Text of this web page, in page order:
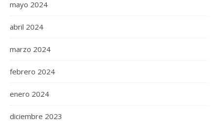
mayo 2024
abril 2024
marzo 2024
febrero 2024
enero 2024
diciembre 2023